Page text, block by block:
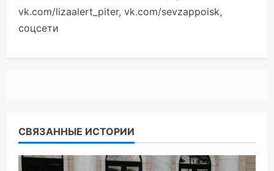
vk.com/lizaalert_piter, vk.com/sevzappoisk,
соцсети
СВЯЗАННЫЕ ИСТОРИИ